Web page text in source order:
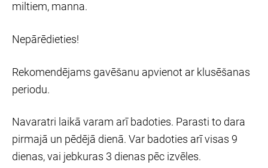
miltiem, manna.
Nepārēdieties!
Rekomendējams gavēšanu apvienot ar klusēšanas
periodu.
Navaratri laikā varam arī badoties. Parasti to dara
pirmajā un pēdējā dienā. Var badoties arī visas 9
dienas, vai jebkuras 3 dienas pēc izvēles.